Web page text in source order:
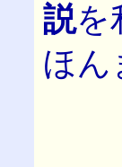
説を
ほん